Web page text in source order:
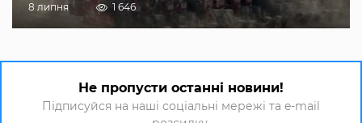
8 липня 1 646
Не пропусти останні новини!
Підписуйся на наші соціальні мережі та e-mail